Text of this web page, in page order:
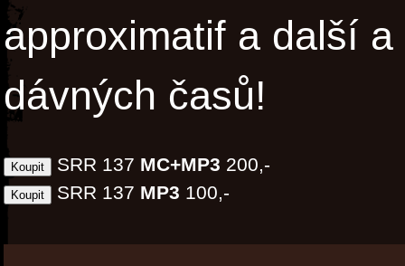
approximatif a další
dávných časů!
SRR 137 MC+MP3 200,-
SRR 137 MP3 100,-